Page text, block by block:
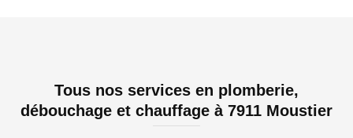
Tous nos services en plomberie,
débouchage et chauffage à 7911 Moustier